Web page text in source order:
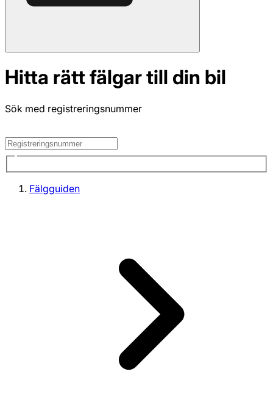
Hitta rätt fälgar till din bil
Sök med registreringsnummer
Fälgguiden